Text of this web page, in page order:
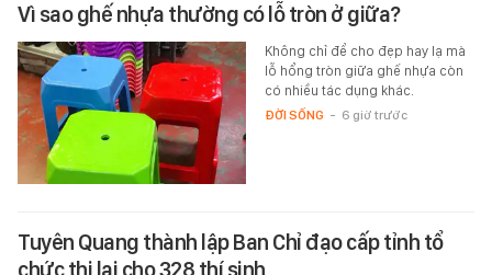
Vì sao ghế nhựa thường có lỗ tròn ở giữa?
Không chỉ để cho đẹp hay lạ mà
lỗ hổng tròn giữa ghế nhựa còn
có nhiều tác dụng khác.
ĐỜI SỐNG - 6 giờ trước
Tuyên Quang thành lập Ban Chỉ đạo cấp tỉnh tổ
chức thi lại cho 328 thí sinh